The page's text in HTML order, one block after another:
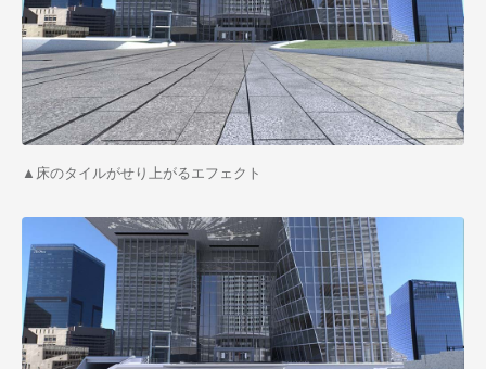
▲ 床のタイルがせり上がるエフェクト